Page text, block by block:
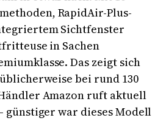
RapidAir-Plus-
Sichtfenster
in Sachen
Das zeigt sich
bei rund 130
Amazon ruft aktuell
günstiger war dieses Modell